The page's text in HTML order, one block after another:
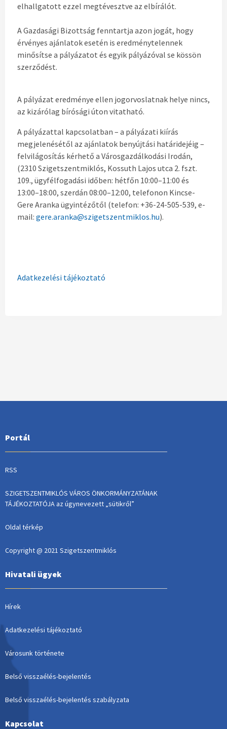
elhallgatott ezzel megtévesztve az elbírálót.
A Gazdasági Bizottság fenntartja azon jogát, hogy
érvényes ajánlatok esetén is eredménytelennek
minősítse a pályázatot és egyik pályázóval se kössön
szerződést.
A pályázat eredménye ellen jogorvoslatnak helye nincs,
az kizárólag bírósági úton vitatható.
A pályázattal kapcsolatban – a pályázati kiírás
megjelenésétől az ajánlatok benyújtási határidejéig –
felvilágosítás kérhető a Városgazdálkodási Irodán,
(2310 Szigetszentmiklós, Kossuth Lajos utca 2. fszt.
109., ügyfélfogadási időben: hétfőn 10:00–11:00 és
13:00–18:00, szerdán 08:00–12:00, telefonon Kincse-
Gere Aranka ügyintézőtől (telefon: +36-24-505-539, e-
mail: gere.aranka@szigetszentmiklos.hu).
Adatkezelési tájékoztató
Portál
RSS
SZIGETSZENTMIKLÓS VÁROS ÖNKORMÁNYZATÁNAK
TÁJÉKOZTATÓJA az úgynevezett „sütikről”
Oldal térkép
Copyright @ 2021 Szigetszentmiklós
Hivatali ügyek
Hírek
Adatkezelési tájékoztató
Városunk története
Belső visszaélés-bejelentés
Belső visszaélés-bejelentés szabályzata
Kapcsolat